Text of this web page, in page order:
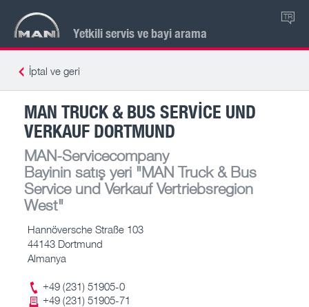
Yetkili servis ve bayi arama
TR
İptal ve geri
MAN TRUCK & BUS SERVICE UND
VERKAUF DORTMUND
MAN-Servicecompany
Bayinin satış yeri "MAN Truck & Bus
Service und Verkauf Vertriebsregion
West"
Hannöversche Straße 103
44143 Dortmund
Almanya
+49 (231) 51905-0
+49 (231) 51905-71